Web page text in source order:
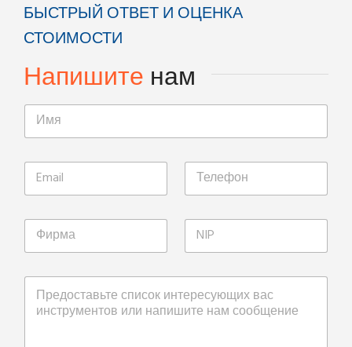
БЫСТРЫЙ ОТВЕТ И ОЦЕНКА
СТОИМОСТИ
Напишитенам